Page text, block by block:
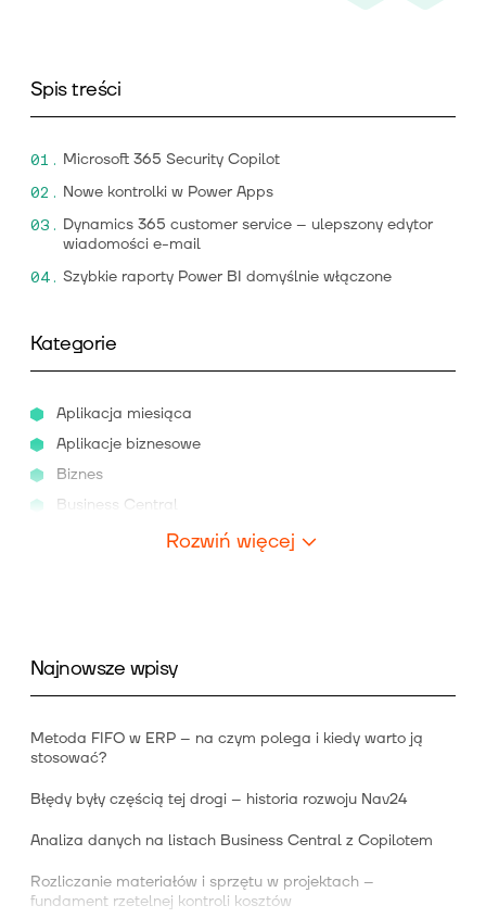
Spis treści
Microsoft 365 Security Copilot
Nowe kontrolki w Power Apps
Dynamics 365 customer service – ulepszony edytor
wiadomości e-mail
Szybkie raporty Power BI domyślnie włączone
Kategorie
Aplikacja miesiąca
Aplikacje biznesowe
Biznes
Business Central
Rozwiń więcej
Najnowsze wpisy
Metoda FIFO w ERP – na czym polega i kiedy warto ją
stosować?
Błędy były częścią tej drogi – historia rozwoju Nav24
Analiza danych na listach Business Central z Copilotem
Rozliczanie materiałów i sprzętu w projektach –
fundament rzetelnej kontroli kosztów